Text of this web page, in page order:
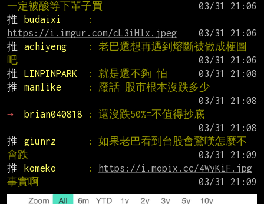
一定被酸等下輩子買
推
budaixi
https://i.imgur.com/cL3iHlx.jpeg
推
achiyeng
: 老巴還想再遇到熔斷被做成梗圖
吧
推
LINPINPARK : 就是還不夠 怕
推
manlike
: 廢話 股市根本沒跌多少
→
brian040818
: 還沒跌50%=不值得抄底
推
giunrz
: 如果老巴看到台股會驚嘆怎麼不
會跌
推
komeko :
https://i.mopix.cc/4WyKiF.jpg
事實啊